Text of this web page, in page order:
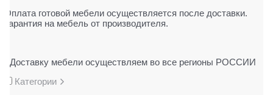
Оплата готовой мебели осуществляется после доставки.
Гарантия на мебель от производителя.
Доставку мебели осуществляем во все регионы РОССИИ
Категории